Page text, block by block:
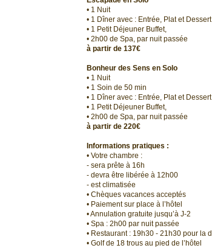
• 1 Nuit
• 1 Dîner avec : Entrée, Plat et Dessert
• 1 Petit Déjeuner Buffet,
• 2h00 de Spa, par nuit passée
à partir de 137€
Bonheur des Sens en Solo
• 1 Nuit
• 1 Soin de 50 min
• 1 Dîner avec : Entrée, Plat et Dessert
• 1 Petit Déjeuner Buffet,
• 2h00 de Spa, par nuit passée
à partir de 220€
Informations pratiques :
• Votre chambre :
- sera prête à 16h
- devra être libérée à 12h00
- est climatisée
• Chèques vacances acceptés
• Paiement sur place à l’hôtel
• Annulation gratuite jusqu’à J-2
• Spa : 2h00 par nuit passée
• Restaurant : 19h30 - 21h30 pour la
• Golf de 18 trous au pied de l’hôtel